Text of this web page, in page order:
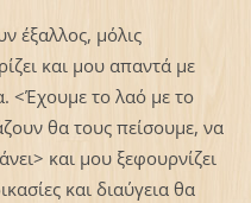
έξαλλος, μόλις
και μου απαντά με
<Έχουμε το λαό με το
θα τους πείσουμε, να
και μου ξεφουρνίζει
και διαύγεια θα